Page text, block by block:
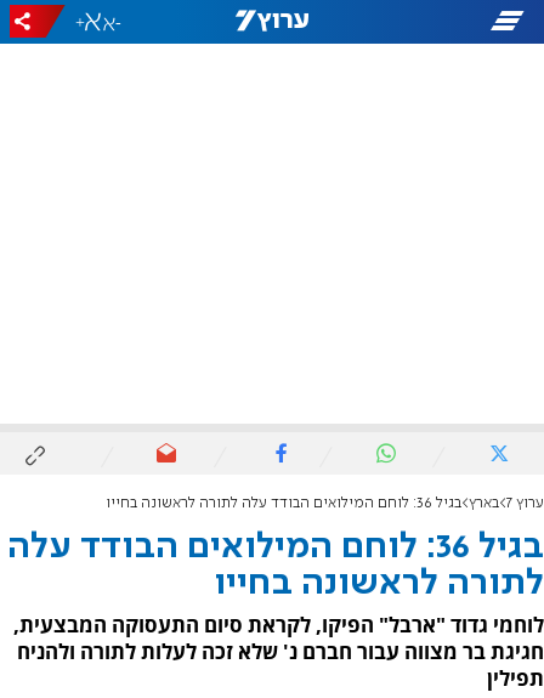
-
+
ערוץ 7 בארץ בגיל 36: לוחם המילואים הבודד עלה לתורה לראשונה בחייו
בגיל 36: לוחם המילואים הבודד עלה
לתורה לראשונה בחייו
לוחמי גדוד "ארבל" הפיקו, לקראת סיום התעסוקה המבצעית,
חגיגת בר מצווה עבור חברם נ' שלא זכה לעלות לתורה ולהניח
תפילין